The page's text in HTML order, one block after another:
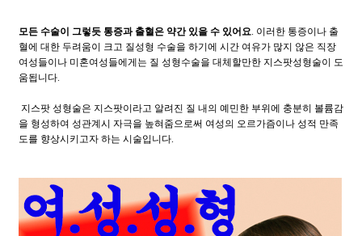
모든 수술이 그렇듯 통증과 출혈은 약간 있을 수 있어요. 이러한 통증이나 출
혈에 대한 두려움이 크고 질성형 수술을 하기에 시간 여유가 많지 않은 직장
여성들이나 미혼여성들에게는 질 성형수술을 대체할만한 지스팟성형술이 도
움됩니다.
지스팟 성형술은 지스팟이라고 알려진 질 내의 예민한 부위에 충분히 볼륨감
을 형성하여 성관계시 자극을 높혀줌으로써 여성의 오르가즘이나 성적 만족
도를 향상시키고자 하는 시술입니다.